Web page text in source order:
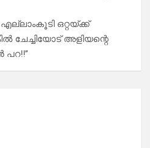
ഒറ്റയ്ക്ക്
ചേച്ചിയോട് അളിയന്റെ
പറ!!”